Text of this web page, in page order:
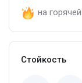
на горячей
Стойкость